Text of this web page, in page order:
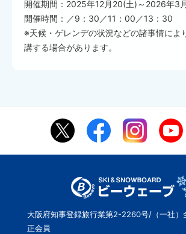
開催期間：2025年12月20(土)～2026年3
開催時間：／9：30／11：00／13：30
※天候・ゲレンデの状況などの諸事情によ
講する場合があります。
大阪府知事登録旅行業第2-2260号/（一社）
正会員